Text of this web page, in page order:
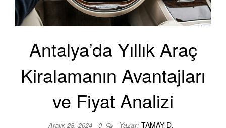
Antalya’da Yıllık Araç
Kiralamanın Avantajları
ve Fiyat Analizi
Aralık 28, 2024 0 Yazar: TAMAY D.